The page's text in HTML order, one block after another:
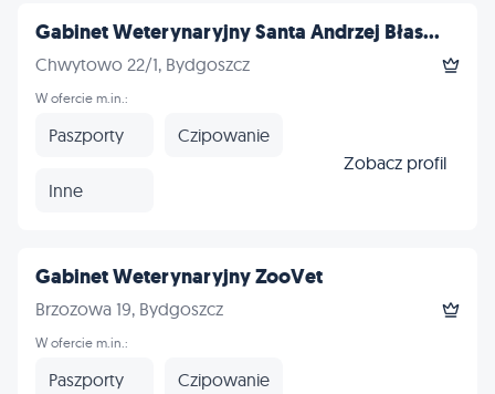
Gabinet Weterynaryjny Santa Andrzej Błas...
Chwytowo 22/1, Bydgoszcz
W ofercie m.in.:
Paszporty Czipowanie
Inne
Zobacz profil
Gabinet Weterynaryjny ZooVet
Brzozowa 19, Bydgoszcz
W ofercie m.in.:
Paszporty Czipowanie